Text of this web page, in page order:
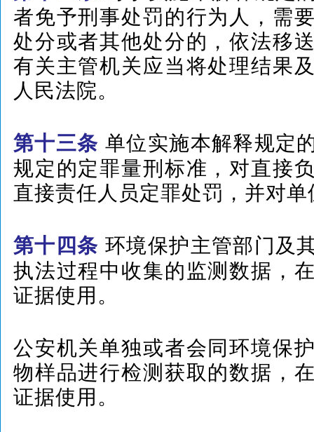
者免予刑事处罚的行为人，需
处分或者其他处分的，依法移
有关主管机关应当将处理结果
人民法院。
第十三条 单位实施本解释规定
规定的定罪量刑标准，对直接
直接责任人员定罪处罚，并对
第十四条 环境保护主管部门及
执法过程中收集的监测数据，
证据使用。
公安机关单独或者会同环境保
物样品进行检测获取的数据，
证据使用。